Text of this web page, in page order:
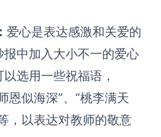
爱心是表达感激和关爱的
中加入大小不一的爱心
选用一些祝福语，
恩似海深”、“桃李满天
，以表达对教师的敬意